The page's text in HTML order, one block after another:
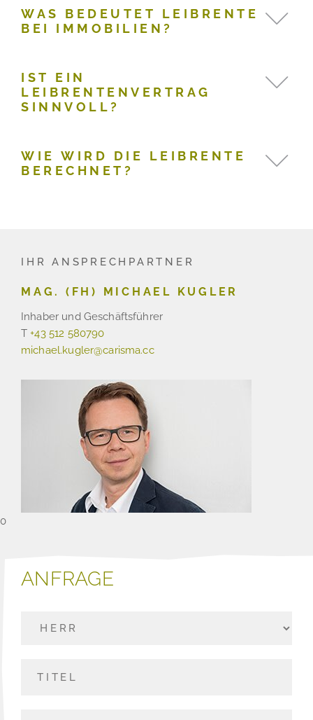
WAS BEDEUTET LEIBRENTE
BEI IMMOBILIEN?
IST EIN
LEIBRENTENVERTRAG
SINNVOLL?
WIE WIRD DIE LEIBRENTE
BERECHNET?
IHR ANSPRECHPARTNER
MAG. (FH) MICHAEL KUGLER
Inhaber und Geschäftsführer
T+43 512 580790
michael.kugler@carisma.cc
0
ANFRAGE